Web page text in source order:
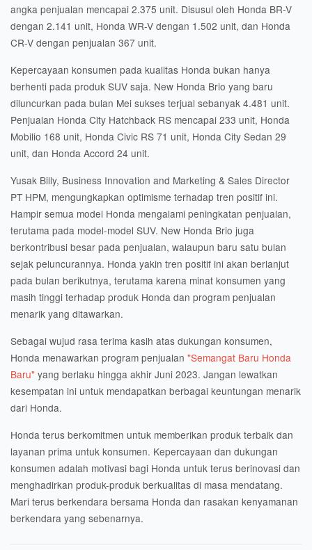
angka penjualan mencapai 2.375 unit. Disusul oleh Honda BR-V
dengan 2.141 unit, Honda WR-V dengan 1.502 unit, dan Honda
CR-V dengan penjualan 367 unit.
Kepercayaan konsumen pada kualitas Honda bukan hanya
berhenti pada produk SUV saja. New Honda Brio yang baru
diluncurkan pada bulan Mei sukses terjual sebanyak 4.481 unit.
Penjualan Honda City Hatchback RS mencapai 233 unit, Honda
Mobilio 168 unit, Honda Civic RS 71 unit, Honda City Sedan 29
unit, dan Honda Accord 24 unit.
Yusak Billy, Business Innovation and Marketing & Sales Director
PT HPM, mengungkapkan optimisme terhadap tren positif ini.
Hampir semua model Honda mengalami peningkatan penjualan,
terutama pada model-model SUV. New Honda Brio juga
berkontribusi besar pada penjualan, walaupun baru satu bulan
sejak peluncurannya. Honda yakin tren positif ini akan berlanjut
pada bulan berikutnya, terutama karena minat konsumen yang
masih tinggi terhadap produk Honda dan program penjualan
menarik yang ditawarkan.
Sebagai wujud rasa terima kasih atas dukungan konsumen,
Honda menawarkan program penjualan "Semangat Baru Honda
Baru" yang berlaku hingga akhir Juni 2023. Jangan lewatkan
kesempatan ini untuk mendapatkan berbagai keuntungan menarik
dari Honda.
Honda terus berkomitmen untuk memberikan produk terbaik dan
layanan prima untuk konsumen. Kepercayaan dan dukungan
konsumen adalah motivasi bagi Honda untuk terus berinovasi dan
menghadirkan produk-produk berkualitas di masa mendatang.
Mari terus berkendara bersama Honda dan rasakan kenyamanan
berkendara yang sebenarnya.